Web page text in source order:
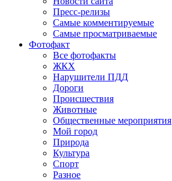
Пресс-релизы
Самые комментируемые
Самые просматриваемые
Фотофакт
Все фотофакты
ЖКХ
Нарушители ПДД
Дороги
Происшествия
Животные
Общественные мероприятия
Мой город
Природа
Культура
Спорт
Разное